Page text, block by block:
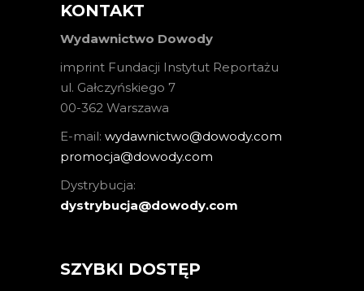
KONTAKT
Wydawnictwo Dowody
imprint Fundacji Instytut Reportażu
ul. Gałczyńskiego 7
00-362 Warszawa
E-mail: wydawnictwo@dowody.com
promocja@dowody.com
Dystrybucja:
dystrybucja@dowody.com
SZYBKI DOSTĘP